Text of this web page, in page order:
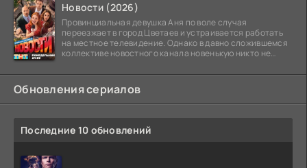
Новости (2026)
Провинциальная девушка Аня по воле случая
переезжает в город Цветаев и устраивается работать
на местное телевидение. Однако в давно сложившемся
коллективе новостного канала новенькую никто не
Обновления сериалов
Последние 10 обновлений